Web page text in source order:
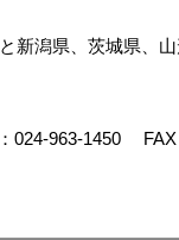
新潟県、茨城県、
024-963-1450